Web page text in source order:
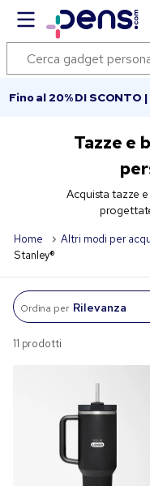
Fino al 20% DI
Tazze e
Acquista tazze
Home Altri modi per
Stanley®
Ordina per
11 prodotti